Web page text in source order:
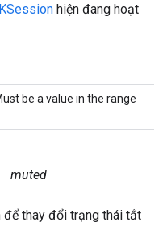
hiện đang hoạt
be a value in the range
muted
thay đổi trạng thái tắt